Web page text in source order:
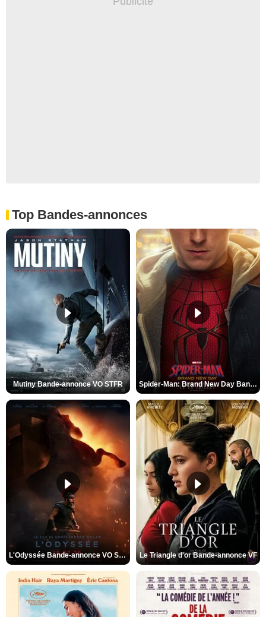
Top Bandes-annonces
Mutiny Bande-annonce VO STFR Spider-Man: Brand New Day Bande-annonce VO STFR
L'Odyssée Bande-annonce VO STFR Le Triangle d'or Bande-annonce VF